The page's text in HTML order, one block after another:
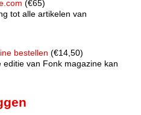
(€65)
tot alle artikelen van
bestellen (€14,50)
van Fonk magazine kan